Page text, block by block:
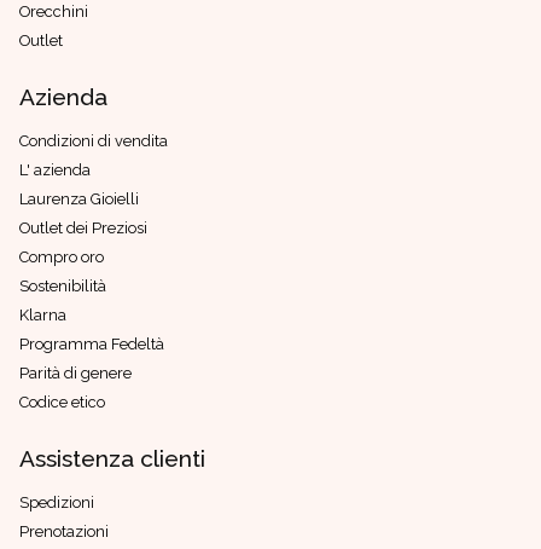
Orecchini
Outlet
Azienda
Condizioni di vendita
L' azienda
Laurenza Gioielli
Outlet dei Preziosi
Compro oro
Sostenibilità
Klarna
Programma Fedeltà
Parità di genere
Codice etico
Assistenza clienti
Spedizioni
Prenotazioni